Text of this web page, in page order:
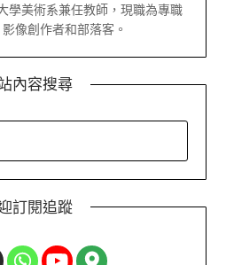
學美術系兼任教師，現職為專職
像創作者和部落客。
內容搜尋
訂閱追蹤